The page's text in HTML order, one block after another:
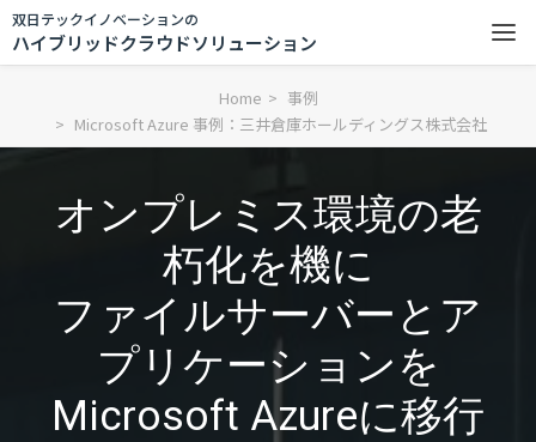
双日テックイノベーションの
ハイブリッドクラウドソリューション
Home
事例
Microsoft Azure 事例：三井倉庫ホールディングス株式会社
オンプレミス環境の老
朽化を機に
ファイルサーバーとア
プリケーションを
Microsoft Azureに移行